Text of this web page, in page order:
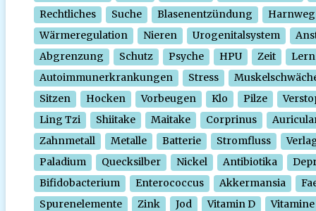
Rechtliches
Suche Blasenentzündung
Wärmeregulation
Nieren Urogenitalsystem
Abgrenzung
Schutz Psyche HPU Zeit
Autoimmunerkrankungen
Stress
Sitzen
Hocken Vorbeugen Klo Pilze
Ling Tzi
Shiitake Maitake Corprinus
Zahnmetall
Metalle Batterie Stromfluss
Paladium
Quecksilber Nickel Antibiotika
Bifidobacterium
Enterococcus Akkermansia
Spurenelemente
Zink Jod Vitamin D
Vitamine